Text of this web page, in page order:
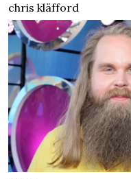
chris kläfford